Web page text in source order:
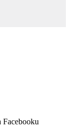
Facebooku